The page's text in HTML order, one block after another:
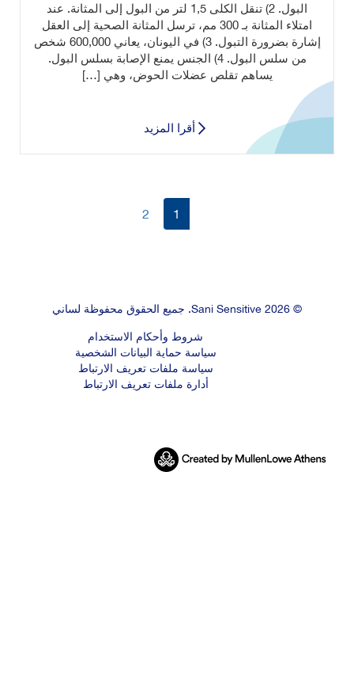
البول. 2) تنقل الكلى 1,5 لتر من البول إلى المثانة. عند
امتلاء المثانة بـ 300 مم، ترسل المثانة الصحية إلى العقل
إشارة بضرورة التبول. 3) في اليونان، يعاني 600,000 شخص
من سلس البول. 4) الجنس يمنع الإصابة بسلس البول.
يساهم تقلص عضلات الحوض، وهي […]
أقرا المزيد
شروط وأحكام الاستخدام
سياسة حماية البيانات الشخصية
سياسة ملفات تعريف الارتباط
أدارة ملفات تعريف الارتباط